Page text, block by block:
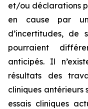
et/ou déclarations
en cause par
d’incertitudes, de
pourraient
anticipés. Il
résultats des
cliniques antérieurs
essais cliniques